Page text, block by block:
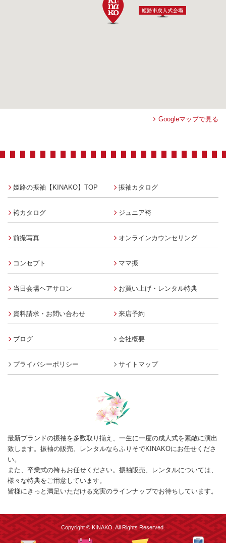
Googleマップで見る
姫路の振袖【KINAKO】TOP 振袖カタログ
袴カタログ ジュニア袴
前撮写真 オンラインカウンセリング
コンセプト ママ振
当日会場ヘアサロン お買い上げ・レンタル特典
資料請求・お問い合わせ 来店予約
ブログ 会社概要
プライバシーポリシー サイトマップ
最新ブランドの振袖を多数取り揃え、一生に一度の成人式を素敵に演出
致します。振袖の販売、レンタルならふりそでKINAKOにお任せくださ
い。
また、卒業式の袴もお任せください。振袖販売、レンタルについては、
様々な特典をご用意しています。
皆様にきっと満足いただける充実のラインナップでお待ちしています。
Copyright © KINAKO. All Rights Reserved.